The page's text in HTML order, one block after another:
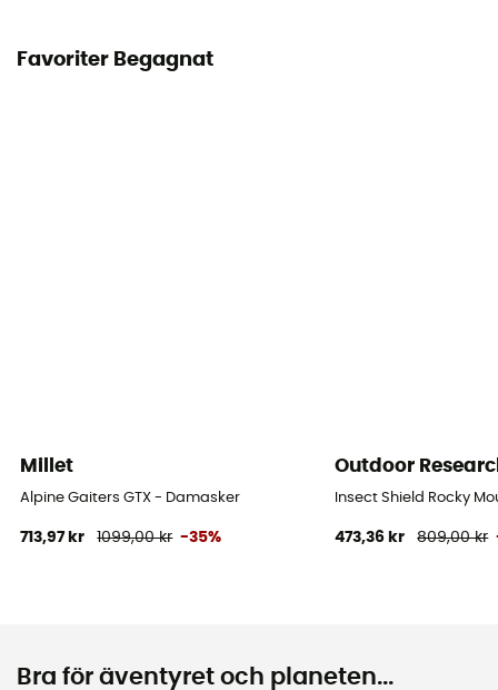
Favoriter Begagnat
Millet
Alpine Gaiters GTX - Damasker
713,97 kr 1099,00 kr -35%
Outdoor
Insect Shield Rocky
473,36 kr 809,00 kr
Bra för äventyret och planeten...